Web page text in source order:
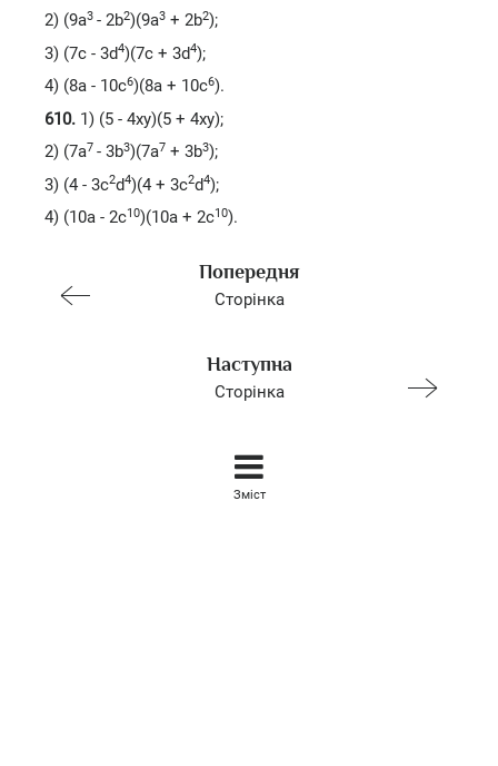
2) (9a3 - 2b2)(9a3 + 2b2);
3) (7c - 3d4)(7c + 3d4);
4) (8a - 10c6)(8a + 10c6).
610. 1) (5 - 4xy)(5 + 4xy);
2) (7a7 - 3b3)(7a7 + 3b3);
3) (4 - 3c2d4)(4 + 3c2d4);
4) (10a - 2c10)(10a + 2c10).
Попередня
Сторінка
Наступна
Сторінка
Зміст